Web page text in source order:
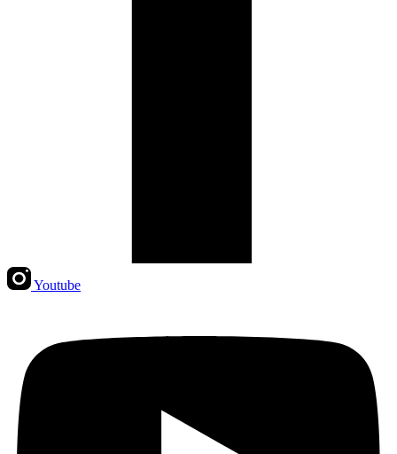
Youtube